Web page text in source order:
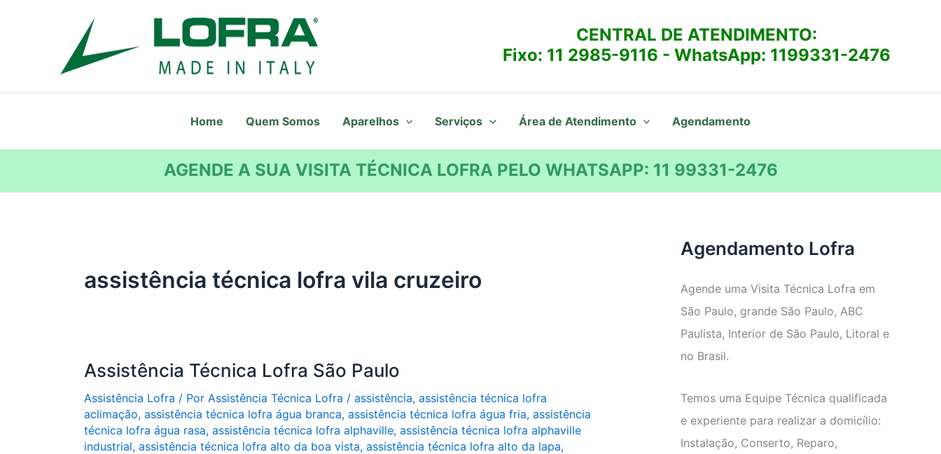
CENTRAL DE ATENDIMENTO:
Fixo: 11 2985-9116 - WhatsApp: 1199331-2476
Home Quem Somos Aparelhos Serviços Área de Atendimento Agendamento
AGENDE A SUA VISITA TÉCNICA LOFRA PELO WHATSAPP: 11 99331-2476
assistência técnica lofra vila cruzeiro
Assistência Técnica Lofra São Paulo
Assistência Lofra / Por Assistência Técnica Lofra / assistência, assistência técnica lofra
aclimação, assistência técnica lofra água branca, assistência técnica lofra água fria, assistência
técnica lofra água rasa, assistência técnica lofra alphaville, assistência técnica lofra alphaville
industrial, assistência técnica lofra alto da boa vista, assistência técnica lofra alto da lapa,
Agendamento Lofra
Agende uma Visita Técnica Lofra em
São Paulo, grande São Paulo, ABC
Paulista, Interior de São Paulo, Litoral e
no Brasil.
Temos uma Equipe Técnica qualificada
e experiente para realizar a domicílio:
Instalação, Conserto, Reparo,